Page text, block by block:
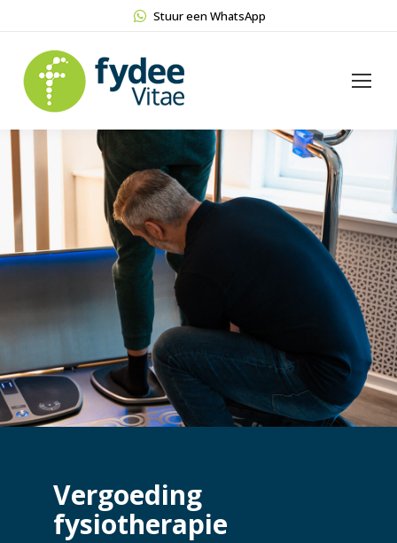
Stuur een WhatsApp
Vergoeding
fysiotherapie